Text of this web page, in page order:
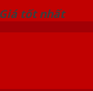
tốt nhất